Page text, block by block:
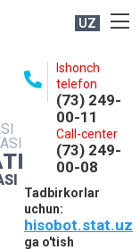
UZ
Ishonch
telefon
(73) 249-
00-11
Call-center
(73) 249-
00-08
Tadbirkorlar
uchun:
hisobot.stat.uz
ga o'tish